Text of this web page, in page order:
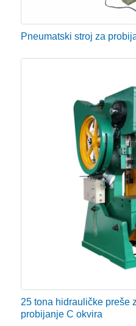
Pneumatski stroj za
25 tona hidrauličke preše
probijanje C okvira